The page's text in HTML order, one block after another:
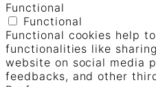
Functional
Functional
Functional cookies help
functionalities like
website on social media
feedbacks, and other